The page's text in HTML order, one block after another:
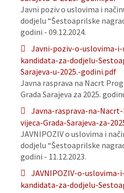
Javni poziv o uslovima i
dodjelu “Šestoaprilske
godini - 09.12.2024.
Javni-poziv-o-uslovima-
kandidata-za-dodjelu-
Sarajeva-u-2025.-godini.pdf
Javna rasprava na Nacrt
Grada Sarajeva za 2025.
Javna-rasprava-na-
vijeca-Grada-Sarajeva-za-
JAVNIPOZIV o uslovima i
dodjelu “Šestoaprilske
godini - 11.12.2023.
JAVNIPOZIV-o-
kandidata-za-dodjelu-